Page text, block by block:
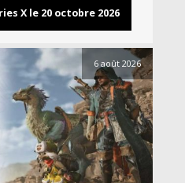
X le 20 octobre 2026
6 août 2026